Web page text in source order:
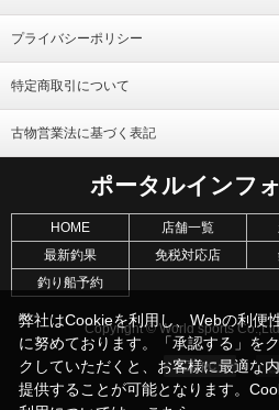
プライバシーポリシー
特定商取引について
古物営業法に基づく表記
ポータルインフ
HOME 店舗一覧
最新釣果
免税対応店
釣り船予約
Copyright © World sports
弊社はCookieを利用し、Webの利便
に努めております。「承認する」を
クしていただくと、お客様に最適な
提供することが可能となります。